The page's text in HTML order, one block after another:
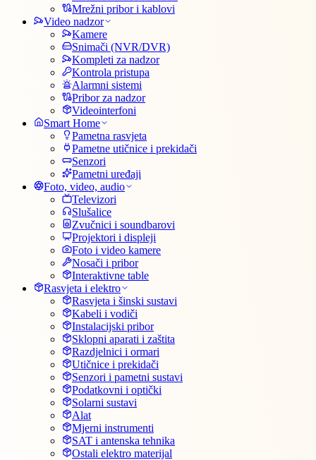
Mrežni pribor i kablovi
Video nadzor
Kamere
Snimači (NVR/DVR)
Kompleti za nadzor
Kontrola pristupa
Alarmni sistemi
Pribor za nadzor
Videointerfoni
Smart Home
Pametna rasvjeta
Pametne utičnice i prekidači
Senzori
Pametni uređaji
Foto, video, audio
Televizori
Slušalice
Zvučnici i soundbarovi
Projektori i displeji
Foto i video kamere
Nosači i pribor
Interaktivne table
Rasvjeta i elektro
Rasvjeta i šinski sustavi
Kabeli i vodiči
Instalacijski pribor
Sklopni aparati i zaštita
Razdjelnici i ormari
Utičnice i prekidači
Senzori i pametni sustavi
Podatkovni i optički
Solarni sustavi
Alat
Mjerni instrumenti
SAT i antenska tehnika
Ostali elektro materijal